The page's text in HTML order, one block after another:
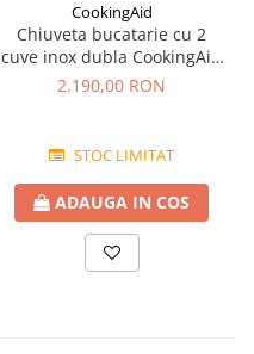
CookingAid
Chiuveta bucatarie cu 2
cuve inox dubla CookingAid
FUSION 86BB
2.190,00 RON
STOC LIMITAT
ADAUGA IN COS